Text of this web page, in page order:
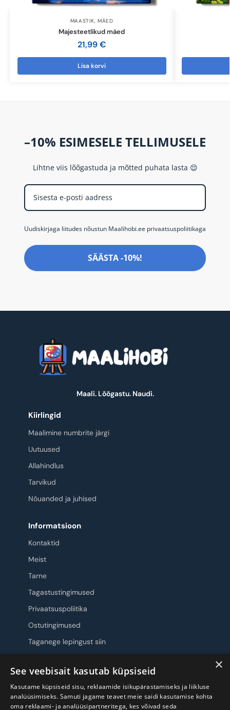
MAASTIK, MÄED
Majesteetlikud mäed
21,99€
Lisa korvi
–10% ESIMESELE TELLIMUSELE
Lihtne viis lõõgastuda ja mõtted puhata lasta 😌
Uudiskirjaga liitudes nõustun Maalihobi.ee privaatsuspoliitikaga
SÄÄSTA -10%!
Maali. Lõõgastu. Naudi.
Kiirlingid
Maalimine numbrite järgi
Uutuused
Allahindlus
Tarvikud
Nõuanded ja juhised
Informatsioon
Kontaktid
Meist
Tarne
Tagastustingimused
Privaatsuspoliitika
Ostutingimused
Taganege lepingust siin
Jälgi meid ×
See veebisait kasutab küpsiseid
Kasutame küpsiseid sisu, reklaamide isikupärastamiseks ja liikluse
analüüsimiseks. Samuti jagame teavet meie saidi kasutamise kohta
oma reklaami- ja analüüsipartneritega, kes võivad seda